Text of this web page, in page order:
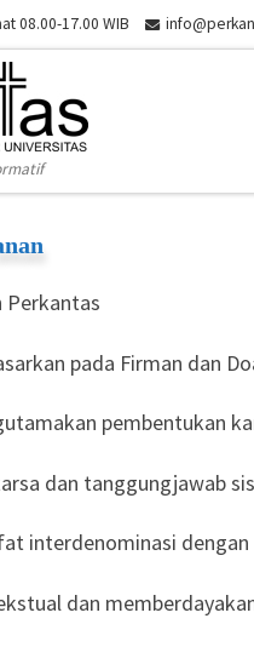
08.00-17.00 WIB
Perkantas
pada Firman dan
pembentukan
dan tanggungjawab
interdenominasi
dan